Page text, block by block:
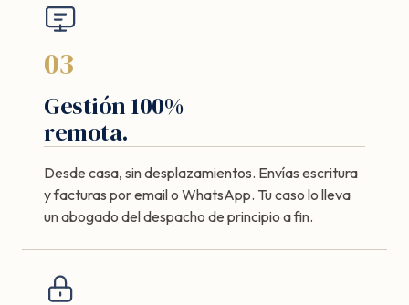
03
Gestión 100%
remota.
Desde casa, sin desplazamientos. Envías escritura
y facturas por email o WhatsApp. Tu caso lo lleva
un abogado del despacho de principio a fin.